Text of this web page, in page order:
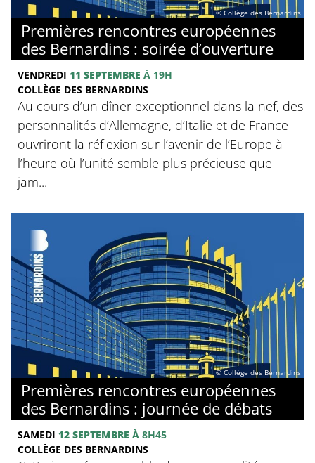
© Collège des Bernardins
Premières rencontres européennes
des Bernardins : soirée d’ouverture
VENDREDI 11 SEPTEMBRE À 19H
COLLÈGE DES BERNARDINS
Au cours d’un dîner exceptionnel dans la nef, des
personnalités d’Allemagne, d’Italie et de France
ouvriront la réflexion sur l’avenir de l’Europe à
l’heure où l’unité semble plus précieuse que
jam...
© Collège des Bernardins
Premières rencontres européennes
des Bernardins : journée de débats
SAMEDI 12 SEPTEMBRE À 8H45
COLLÈGE DES BERNARDINS